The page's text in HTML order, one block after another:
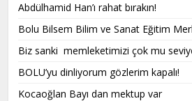
Abdülhamid Han’ı rahat bırakın!
Bolu Bilsem Bilim ve Sanat Eğitim
Biz sanki memleketimizi çok mu
BOLU’yu dinliyorum gözlerim kapalı!
Kocaoğlan Bayı dan mektup var